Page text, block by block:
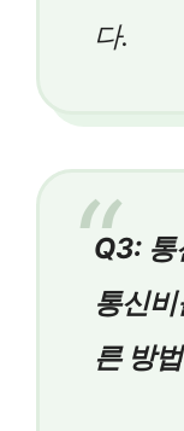
다.
Q3: 통
통신
른 방